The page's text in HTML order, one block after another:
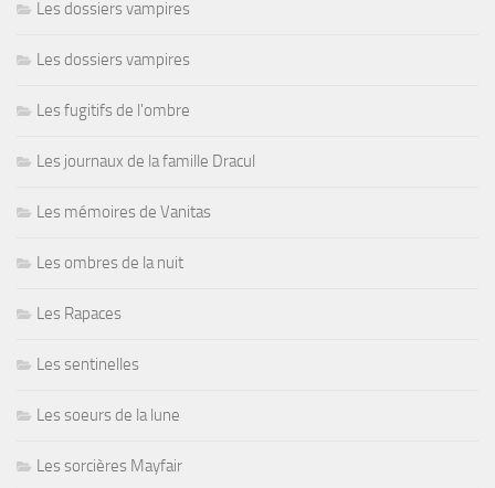
Les dossiers vampires
Les dossiers vampires
Les fugitifs de l'ombre
Les journaux de la famille Dracul
Les mémoires de Vanitas
Les ombres de la nuit
Les Rapaces
Les sentinelles
Les soeurs de la lune
Les sorcières Mayfair